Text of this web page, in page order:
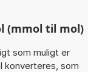
(mmol til mol)
som muligt er
som